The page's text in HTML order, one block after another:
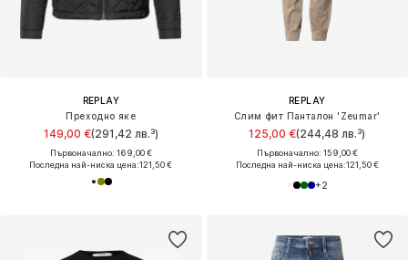
REPLAY
Преходно яке
149,00 €(291,42 лв.³)
Първоначално: 169,00 €
Последна най-ниска цена:121,50 €
REPLAY
Слим фит Панталон 'Zeumar'
125,00 €(244,48 лв.³)
Първоначално: 159,00 €
Последна най-ниска цена:121,50 €
+2